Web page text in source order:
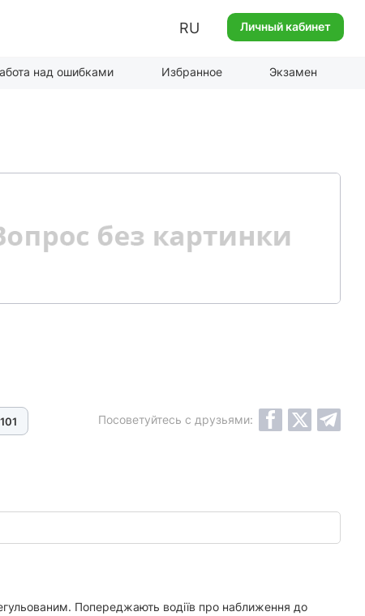
RU Личный кабинет
над ошибками Избранное Экзамен
101 Посоветуйтесь с друзьями:
Попереджають водіїв про наближення до